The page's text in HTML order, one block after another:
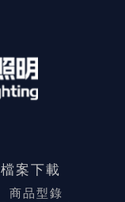
檔案下載
商品型錄